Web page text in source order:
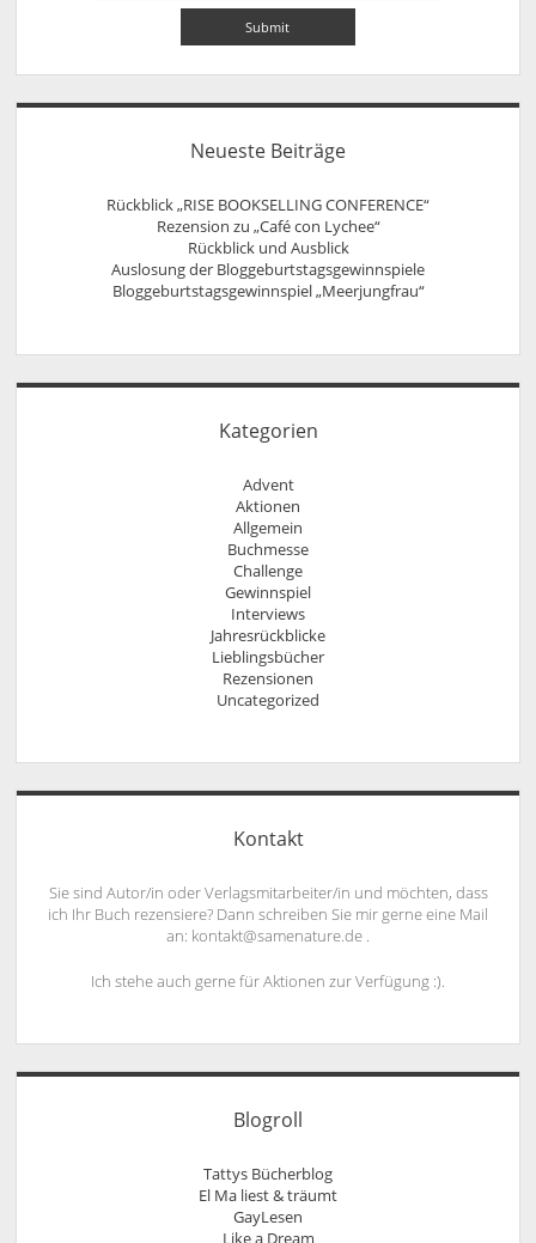
Neueste Beiträge
Rückblick „RISE BOOKSELLING CONFERENCE“
Rezension zu „Café con Lychee“
Rückblick und Ausblick
Auslosung der Bloggeburtstagsgewinnspiele
Bloggeburtstagsgewinnspiel „Meerjungfrau“
Kategorien
Advent
Aktionen
Allgemein
Buchmesse
Challenge
Gewinnspiel
Interviews
Jahresrückblicke
Lieblingsbücher
Rezensionen
Uncategorized
Kontakt
Sie sind Autor/in oder Verlagsmitarbeiter/in und möchten, dass
ich Ihr Buch rezensiere? Dann schreiben Sie mir gerne eine Mail
an: kontakt@samenature.de .
Ich stehe auch gerne für Aktionen zur Verfügung :).
Blogroll
Tattys Bücherblog
El Ma liest & träumt
GayLesen
Like a Dream